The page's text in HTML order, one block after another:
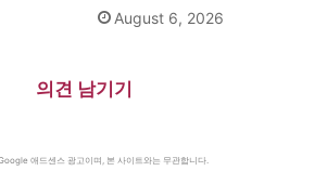
August 6, 2026
의견 남기기
애드센스 광고이며, 본 사이트와는 무관합니다.